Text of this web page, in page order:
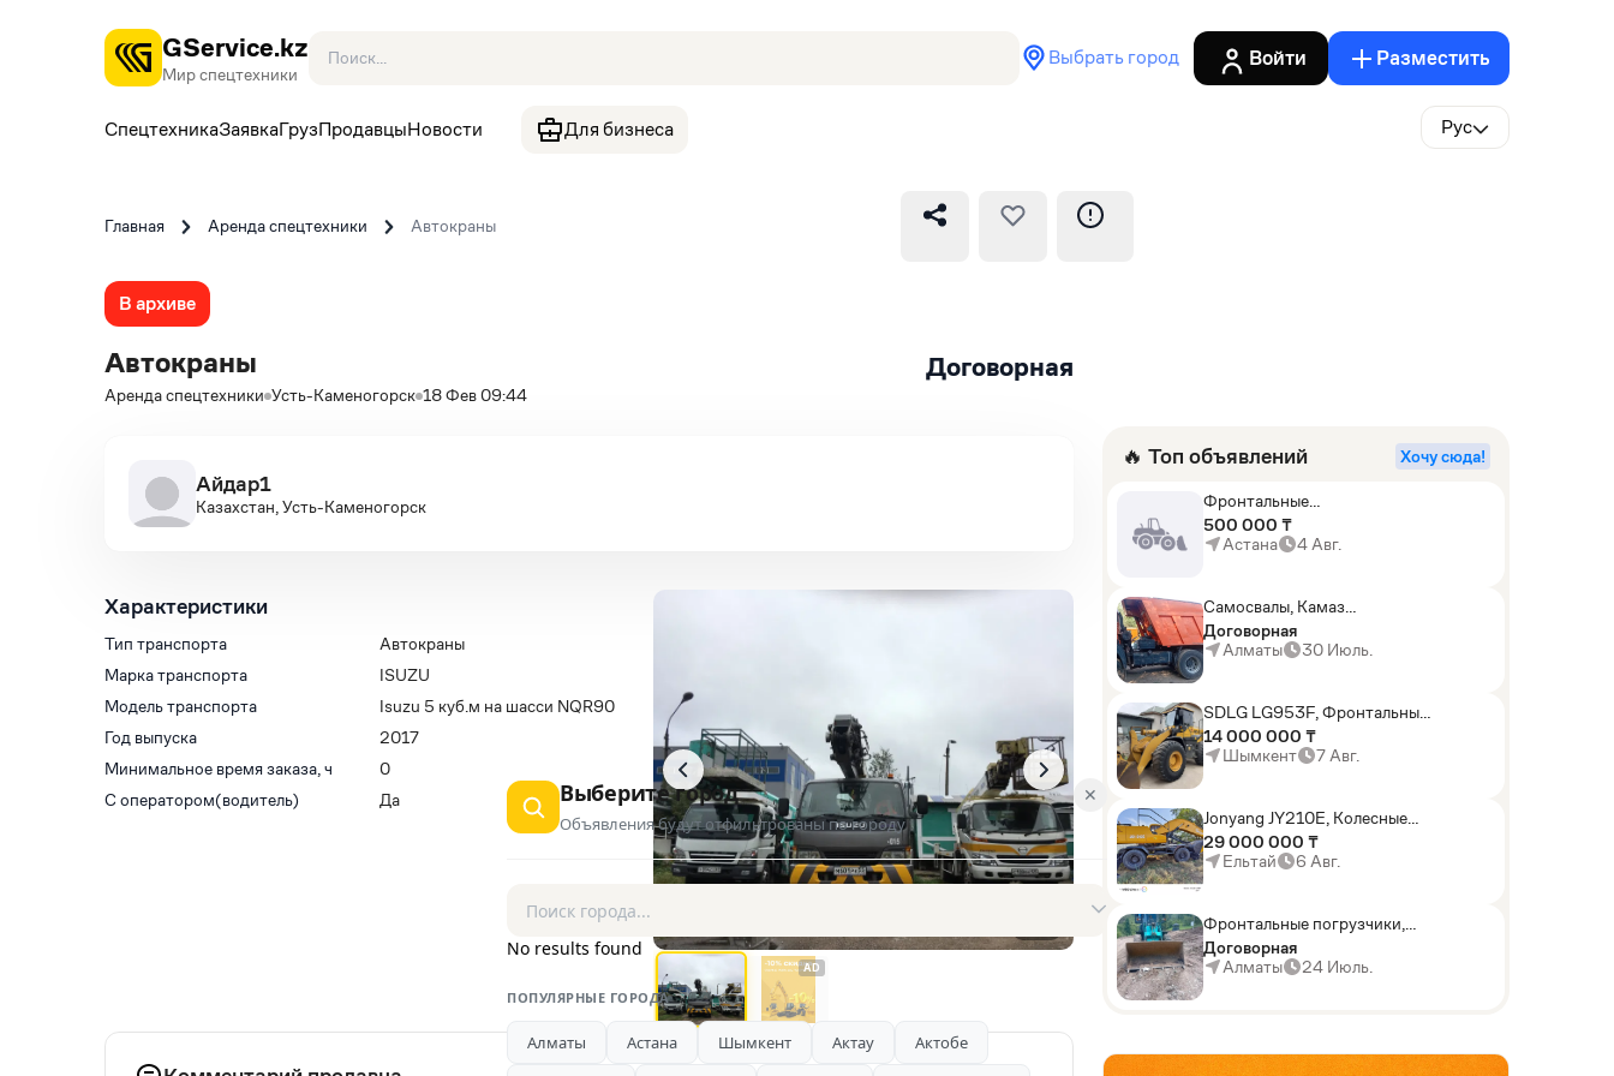
GService.kz
Мир спецтехники
Выбрать город Войти Разместить
СпецтехникаЗаявкаГрузПродавцыНовости Для бизнеса Рус
Главная Аренда спецтехники Автокраны
В архиве
Автокраны
Аренда спецтехники Усть-Каменогорск 18 Фев 09:44
Договорная
Айдар1
Казахстан, Усть-Каменогорск
Характеристики
Тип транспорта
Автокраны
Марка транспорта
ISUZU
Модель транспорта
Isuzu 5 куб.м на шасси NQR90
Год выпуска
2017
Минимальное время заказа, ч
0
С оператором(водитель)
Да
AD
🔥 Топ объявлений Хочу сюда!
Фронтальные
погрузчики,Экскаваторы-
погрузчики,Мини-
погрузчики,Горные
500 000 ₸
Астана
4 Авг.
Самосвалы, Камаз
АГП-29РТ (шасси
KАМАЗ-43114 6x6)
Договорная
Алматы
30 Июль.
SDLG LG953F, Фронтальные
погрузчики
14 000 000 ₸
Шымкент
7 Авг.
Jonyang JY210E, Колесные
экскаваторы
29 000 000 ₸
Ельтай
6 Авг.
Фронтальные погрузчики,
Sunward ZYJ 320
Договорная
Алматы
24 Июль.
✕
Выберите город
Объявления будут отфильтрованы по городу
No results found
ПОПУЛЯРНЫЕ ГОРОДА
Алматы Астана Шымкент Актау
Актобе